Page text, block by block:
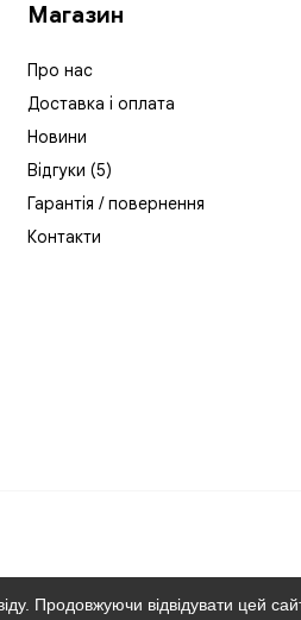
Магазин
Про нас
Доставка і оплата
Новини
Відгуки (5)
Гарантія / повернення
Контакти
Продовжуючи відвідувати цей